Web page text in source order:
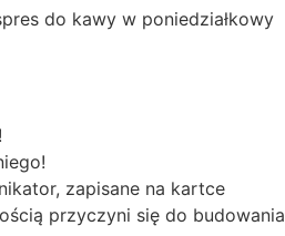
do kawy w poniedziałkowy
zapisane na kartce
przyczyni się do budowania